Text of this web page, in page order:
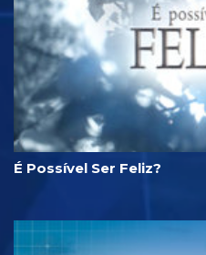
É Possível Ser Feliz?